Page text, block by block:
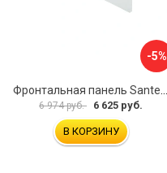
-5%
6 974 руб. 6 625 руб.
В КОРЗИНУ